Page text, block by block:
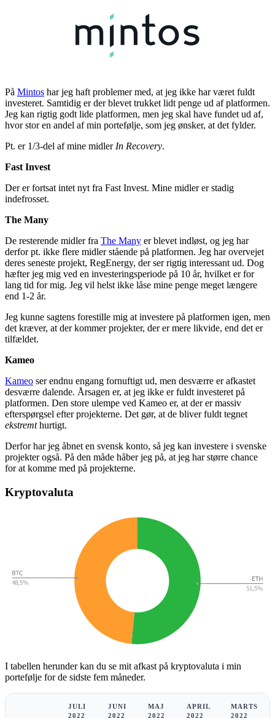
På Mintos har jeg haft problemer med, at jeg ikke har været fuldt
investeret. Samtidig er der blevet trukket lidt penge ud af platformen.
Jeg kan rigtig godt lide platformen, men jeg skal have fundet ud af,
hvor stor en andel af min portefølje, som jeg ønsker, at det fylder.
Pt. er 1/3-del af mine midler In Recovery.
Fast Invest
Der er fortsat intet nyt fra Fast Invest. Mine midler er stadig
indefrosset.
The Many
De resterende midler fra The Many er blevet indløst, og jeg har
derfor pt. ikke flere midler stående på platformen. Jeg har overvejet
deres seneste projekt, RegEnergy, der ser rigtig interessant ud. Dog
hæfter jeg mig ved en investeringsperiode på 10 år, hvilket er for
lang tid for mig. Jeg vil helst ikke låse mine penge meget længere
end 1-2 år.
Jeg kunne sagtens forestille mig at investere på platformen igen, men
det kræver, at der kommer projekter, der er mere likvide, end det er
tilfældet.
Kameo
Kameo ser endnu engang fornuftigt ud, men desværre er afkastet
desværre dalende. Årsagen er, at jeg ikke er fuldt investeret på
platformen. Den store ulempe ved Kameo er, at der er massiv
efterspørgsel efter projekterne. Det gør, at de bliver fuldt tegnet
ekstremthurtigt.
Derfor har jeg åbnet en svensk konto, så jeg kan investere i svenske
projekter også. På den måde håber jeg på, at jeg har større chance
for at komme med på projekterne.
Kryptovaluta
I tabellen herunder kan du se mit afkast på kryptovaluta i min
portefølje for de sidste fem måneder.
JULI
2022
JUNI
2022
MAJ
2022
APRIL
2022
MARTS
2022